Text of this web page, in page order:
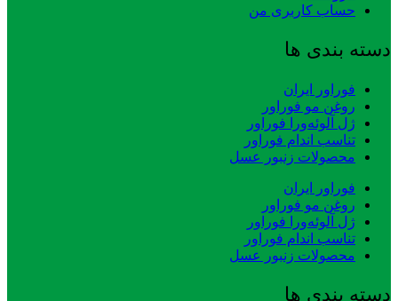
حساب کاربری من
دسته بندی ها
فوراور ایران
روغن مو فوراور
ژل آلوئه‌ورا فوراور
تناسب اندام فوراور
محصولات زنبور عسل
فوراور ایران
روغن مو فوراور
ژل آلوئه‌ورا فوراور
تناسب اندام فوراور
محصولات زنبور عسل
دسته بندی ها